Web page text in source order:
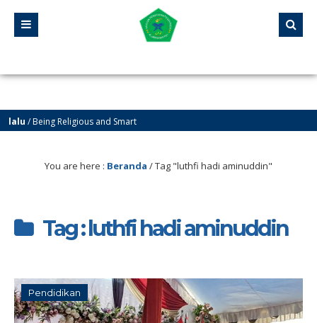
/ Being Religious and Smart
/ Yayasan Pendidikan Pesantren Al-Jawahiriyyah Campurejo Sambit Ponorogo
You are here : Beranda /Tag "luthfi hadi aminuddin"
Tag : luthfi hadi aminuddin
Pendidikan